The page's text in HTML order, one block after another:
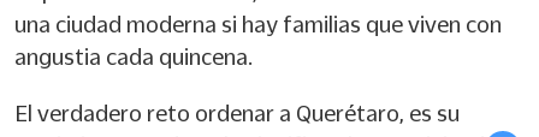
una ciudad moderna si hay familias que viven con
angustia cada quincena.
El verdadero reto ordenar a Querétaro, es su